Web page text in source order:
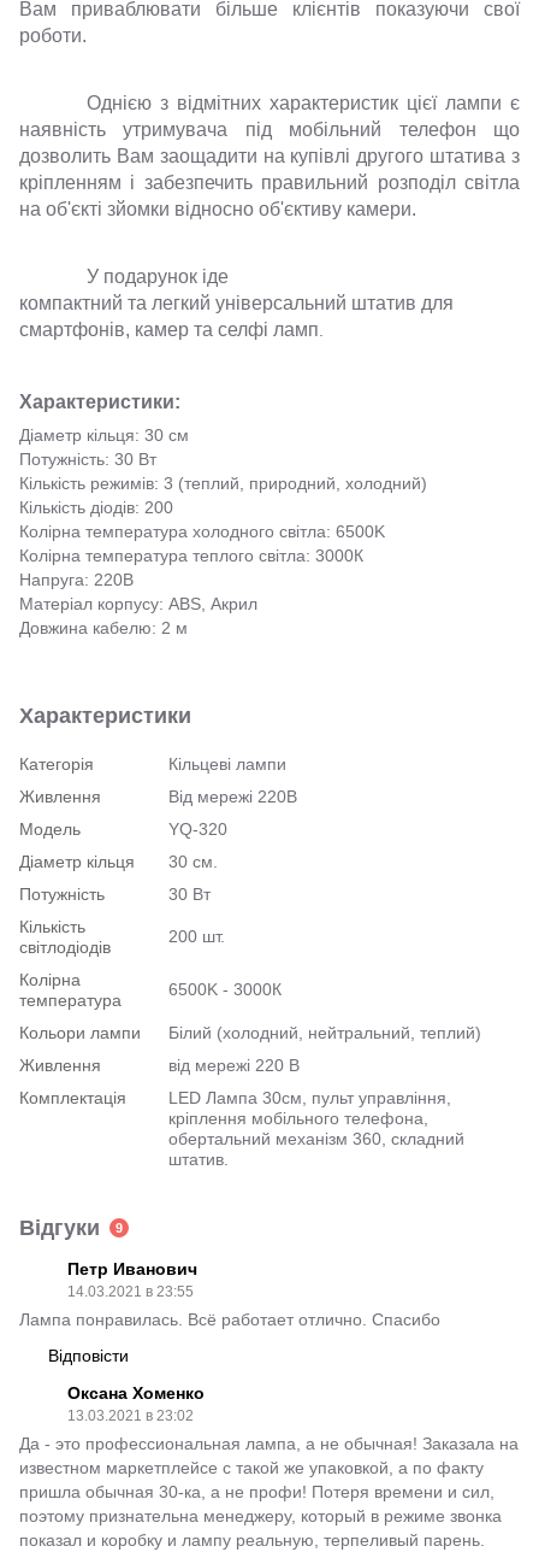
Вам приваблювати більше клієнтів показуючи свої
роботи.
Однією з відмітних характеристик цієї лампи є
наявність утримувача під мобільний телефон що
дозволить Вам заощадити на купівлі другого штатива з
кріпленням і забезпечить правильний розподіл світла
на об'єкті зйомки відносно об'єктиву камери.
У подарунок іде
компактний та легкий універсальний штатив для
смартфонів, камер та селфі ламп
Характеристики:
Діаметр кільця: 30 см
Потужність: 30 Вт
Кількість режимів: 3 (теплий, природний, холодний)
Кількість діодів: 200
Колірна температура холодного світла: 6500K
Колірна температура теплого світла: 3000К
Напруга: 220В
Матеріал корпусу: ABS, Акрил
Довжина кабелю: 2 м
Характеристики
Категорія
Кільцеві лампи
Живлення
Від мережі 220В
Модель
YQ-320
Діаметр кільця
30 см.
Потужність
30 Вт
Кількість
світлодіодів
200 шт.
Колірна
температура
6500K - 3000К
Кольори лампи
Білий (холодний, нейтральний, теплий)
Живлення
від мережі 220 В
Комплектація
LED Лампа 30см, пульт управління,
кріплення мобільного телефона,
обертальний механізм 360, складний
штатив.
Відгуки 9
Петр Иванович
14.03.2021 в 23:55
Лампа понравилась. Всё работает отлично. Спасибо
Відповісти
Оксана Хоменко
13.03.2021 в 23:02
Да - это профессиональная лампа, а не обычная! Заказала на
известном маркетплейсе с такой же упаковкой, а по факту
пришла обычная 30-ка, а не профи! Потеря времени и сил,
поэтому признательна менеджеру, который в режиме звонка
показал и коробку и лампу реальную, терпеливый парень.